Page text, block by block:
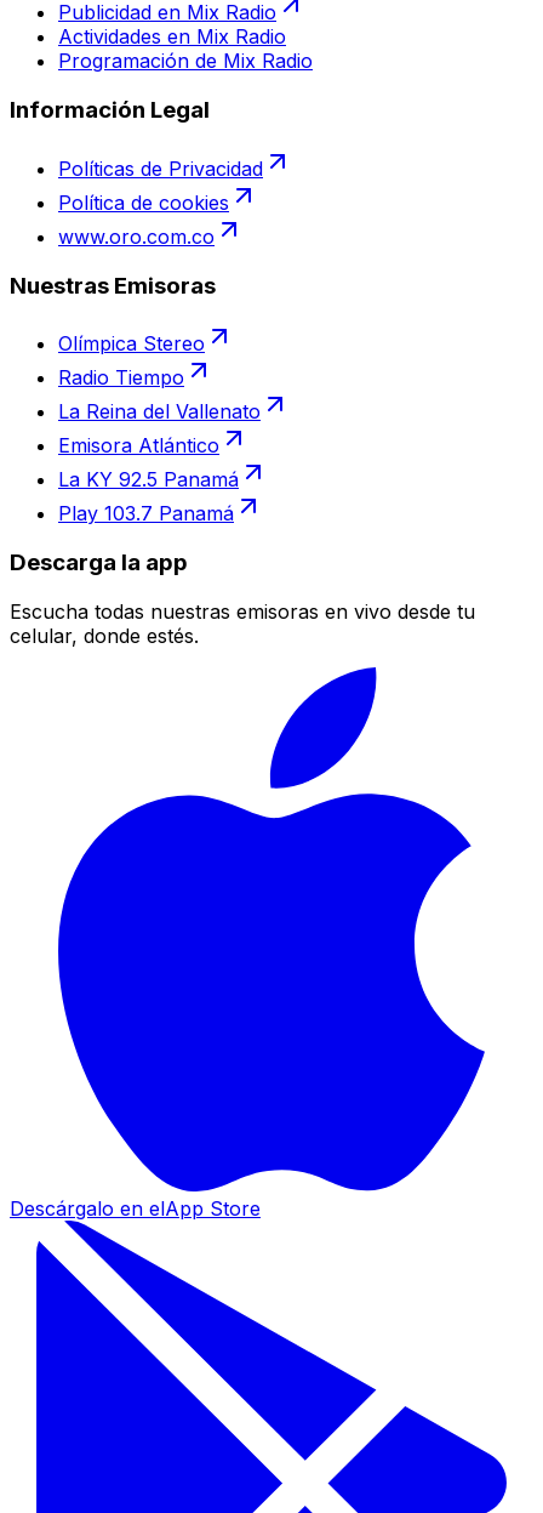
Publicidad en Mix Radio
Actividades en Mix Radio
Programación de Mix Radio
Información Legal
Políticas de Privacidad
Política de cookies
www.oro.com.co
Nuestras Emisoras
Olímpica Stereo
Radio Tiempo
La Reina del Vallenato
Emisora Atlántico
La KY 92.5 Panamá
Play 103.7 Panamá
Descarga la app
Escucha todas nuestras emisoras en vivo desde tu
celular, donde estés.
Descárgalo en elApp Store